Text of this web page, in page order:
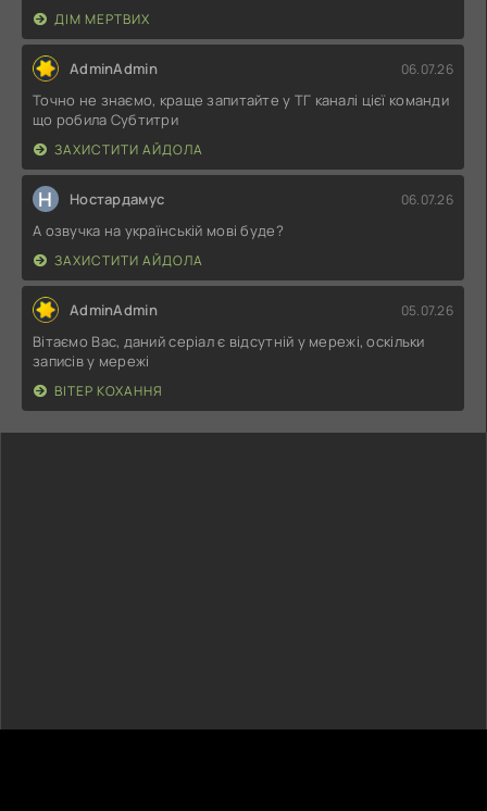
ДІМ МЕРТВИХ
AdminAdmin 06.07.26
Точно не знаємо, краще запитайте у ТГ каналі цієї команди
що робила Субтитри
ЗАХИСТИТИ АЙДОЛА
Н Ностардамус 06.07.26
А озвучка на українській мові буде?
ЗАХИСТИТИ АЙДОЛА
AdminAdmin 05.07.26
Вітаємо Вас, даний серіал є відсутній у мережі, оскільки
записів у мережі
ВІТЕР КОХАННЯ